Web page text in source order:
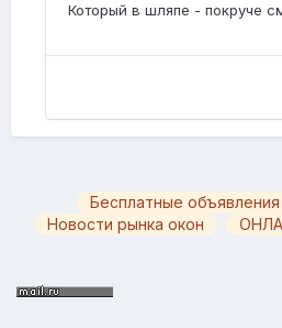
Который в шляпе - покруче
Бесплатные объявления
Новости рынка окон